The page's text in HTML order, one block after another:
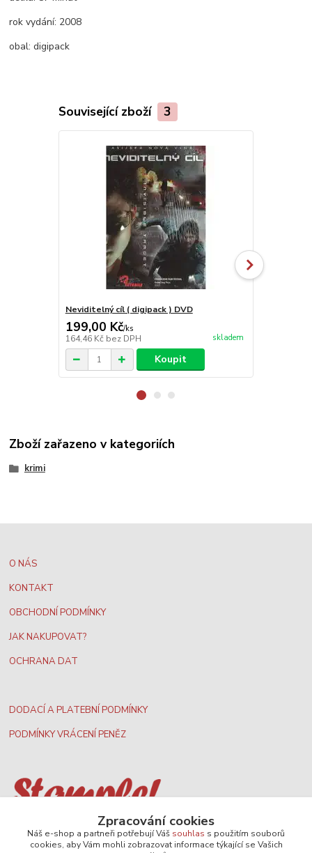
rok vydání: 2008
obal: digipack
Související zboží 3
Neviditelný cíl ( digipack ) DVD
199,00 Kč/ks
164,46 Kč bez DPH skladem
Koupit
Zboží zařazeno v kategoriích
krimi
O NÁS
KONTAKT
OBCHODNÍ PODMÍNKY
JAK NAKUPOVAT?
OCHRANA DAT
DODACÍ A PLATEBNÍ PODMÍNKY
PODMÍNKY VRÁCENÍ PENĚZ
Nejširší velkoobchodní nabídka dvd filmůZpracování cookies
Náš e-shop a partneři potřebují Váš souhlas s použitím souborů
cookies, aby Vám mohli zobrazovat informace týkající se Vašich